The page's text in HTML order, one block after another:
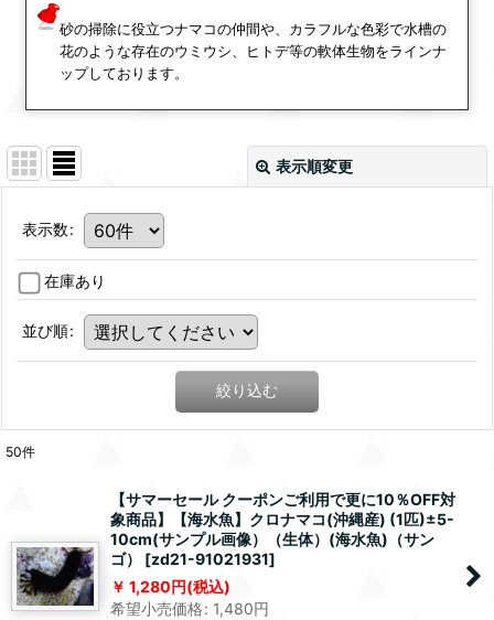
砂の掃除に役立つナマコの仲間や、カラフルな色彩で水槽の
花のような存在のウミウシ、ヒトデ等の軟体生物をラインナ
ップしております。
表示順変更
表示数:
在庫あり
並び順:
絞り込む
50件
【サマーセール クーポンご利用で更に10％OFF対
象商品】【海水魚】クロナマコ(沖縄産) (1匹)±5-
10cm(サンプル画像）（生体）(海水魚)（サン
ゴ）
[zd21-91021931]
1,280円(税込)
希望小売価格: 1,480円